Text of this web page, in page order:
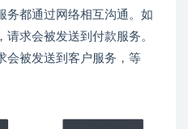
务都通过网络相互沟通。如
求会被发送到付款服务。
会被发送到客户服务，等